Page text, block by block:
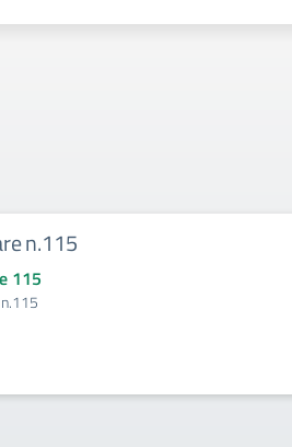
n.115
115